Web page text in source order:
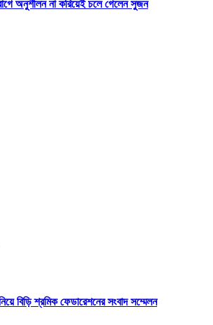
অনুশীলন না করিয়েই চলে গেলেন সুজন
বিড়ি শ্রমিক ফেডারেশনের সংবাদ সম্মেলন